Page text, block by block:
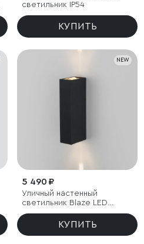
светильник IP54
КУПИТЬ
NEW
5 490 ₽
Уличный настенный
светильник Blaze LED
3000K черный IP65
КУПИТЬ